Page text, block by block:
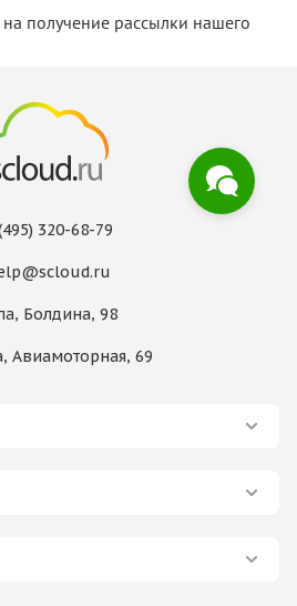
получение рассылки нашего
320-68-79
Болдина, 98
Авиамоторная, 69
вопросы.